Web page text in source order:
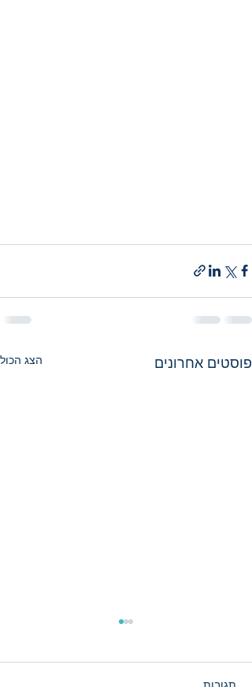
פוסטים אחרונים הצג הכול
תגובות